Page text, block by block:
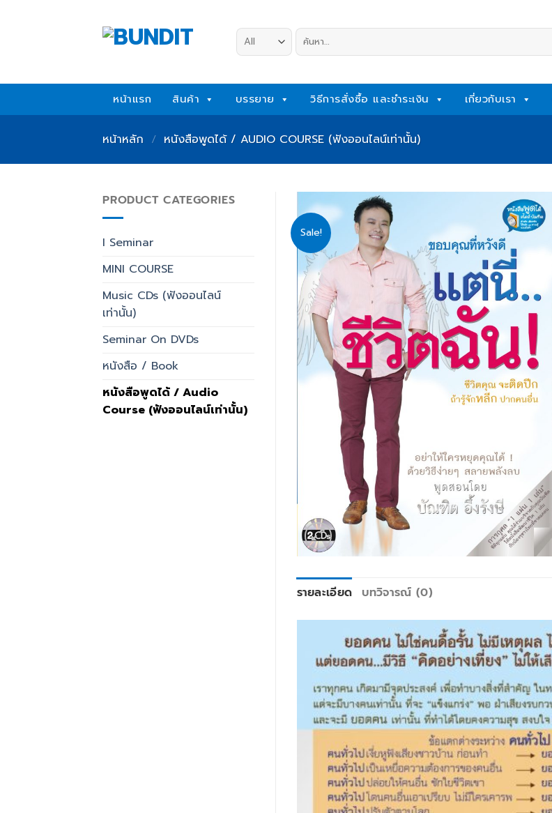
ค้นหา:
หน้าแรก สินค้า บรรยาย วิธีการสั่งซื้อ และชำระเงิน เกี่ยวกับเรา
หน้าหลัก / หนังสือพูดได้ / AUDIO COURSE (ฟังออนไลน์เท่านั้น)
PRODUCT CATEGORIES
I Seminar
MINI COURSE
Music CDs (ฟังออนไลน์
เท่านั้น)
Seminar On DVDs
หนังสือ / Book
หนังสือพูดได้ / Audio
Course (ฟังออนไลน์เท่านั้น)
Sale!
to
wishlist
รายละเอียด บทวิจารณ์ (0)